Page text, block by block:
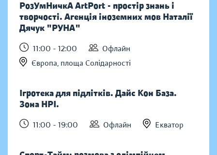
РозУмНичкА ArtPort - простір знань і
творчості. Агенція іноземних мов Наталії
Дячук "РУНА"
11:00 - 12:00
Офлайн
Європа, площа Солідарності
Ігротека для підлітків. Дайс Кон База.
Зона НРІ.
11:00 - 19:00 Офлайн Екватор